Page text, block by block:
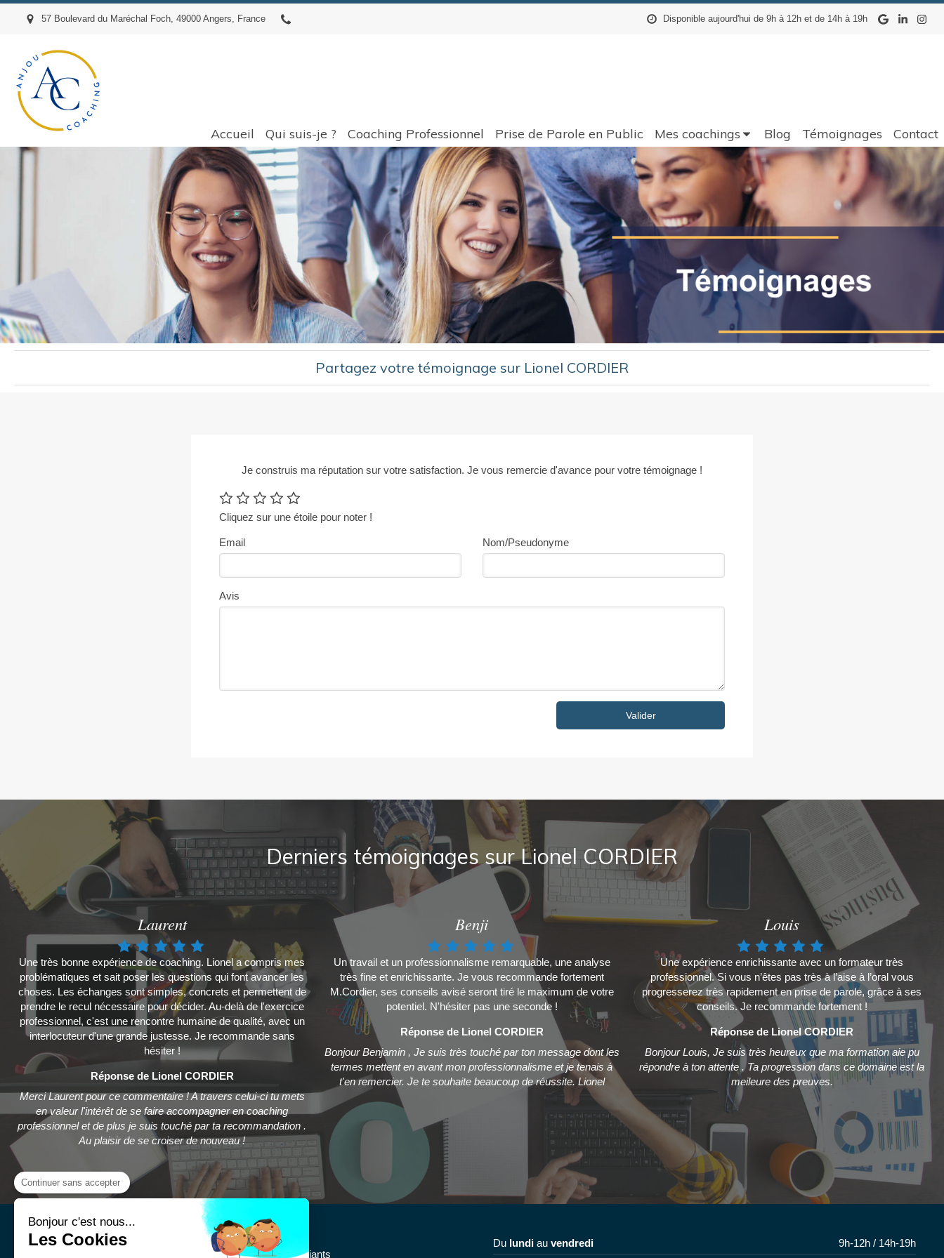
57 Boulevard du Maréchal Foch, 49000 Angers, France Disponible aujourd'hui de 9h à 12h et de 14h à 19h
Accueil Qui suis-je ? Coaching Professionnel Prise de Parole en Public Mes coachings Blog Témoignages Contact
Partagez votre témoignage sur Lionel CORDIER
Je construis ma réputation sur votre satisfaction. Je vous remercie d'avance pour votre témoignage !
Cliquez sur une étoile pour noter !
Email Nom/Pseudonyme
Avis
Valider
Derniers témoignages sur Lionel CORDIER
Laurent
Une très bonne expérience de coaching. Lionel a compris mes
problématiques et sait poser les questions qui font avancer les
choses. Les échanges sont simples, concrets et permettent de
prendre le recul nécessaire pour décider. Au-delà de l'exercice
professionnel, c'est une rencontre humaine de qualité, avec un
interlocuteur d'une grande justesse. Je recommande sans
hésiter !
Réponse de Lionel CORDIER
Merci Laurent pour ce commentaire ! A travers celui-ci tu mets
en valeur l'intérêt de se faire accompagner en coaching
professionnel et de plus je suis touché par ta recommandation .
Au plaisir de se croiser de nouveau !
Benji
Un travail et un professionnalisme remarquable, une analyse
très fine et enrichissante. Je vous recommande fortement
M.Cordier, ses conseils avisé seront tiré le maximum de votre
potentiel. N'hésiter pas une seconde !
Réponse de Lionel CORDIER
Bonjour Benjamin , Je suis très touché par ton message dont les
termes mettent en avant mon professionnalisme et je tenais à
t'en remercier. Je te souhaite beaucoup de réussite. Lionel
Louis
Une expérience enrichissante avec un formateur très
professionnel. Si vous n’êtes pas très à l’aise à l’oral vous
progresserez très rapidement en prise de parole, grâce à ses
conseils. Je recommande fortement !
Réponse de Lionel CORDIER
Bonjour Louis, Je suis très heureux que ma formation aie pu
répondre à ton attente . Ta progression dans ce domaine est la
meileure des preuves.
Maël Cordier
Coach en prise de parole pour etudiants
Du lundi au vendredi 9h-12h / 14h-19h
Continuer sans accepter
Bonjour c'est nous...
Les Cookies